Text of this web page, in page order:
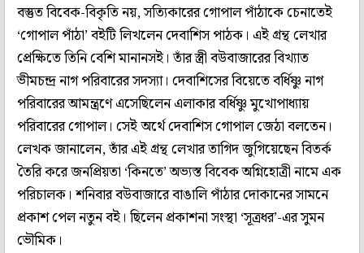
বস্তুত বিবেক-বিকৃতি নয়, সত্যিকারের গোপাল পাঁঠাকে চেনাতেই
‘গোপাল পাঁঠা’ বইটি লিখলেন দেবাশিস পাঠক। এই গ্রন্থ লেখার
প্রেক্ষিতে তিনি বেশি মানানসই। তাঁর স্ত্রী বউবাজারের বিখ‌্যাত
ভীমচন্দ্র নাগ পরিবারের সদস‌্যা। দেবাশিসের বিয়েতে বর্ধিষ্ণু নাগ
পরিবারের আমন্ত্রণে এসেছিলেন এলাকার বর্ধিষ্ণু মুখোপাধ‌্যায়
পরিবারের গোপাল। সেই অর্থে দেবাশিস গোপাল জে‌ঠা বলতেন।
লেখক জানালেন, তাঁর এই গ্রন্থ লেখার তাগিদ জুগিয়েছেন বিতর্ক
তৈরি করে জনপ্রিয়তা ‘কিনতে’ অভ‌্যস্ত বিবেক অগ্নিহোত্রী নামে এক
পরিচালক। শনিবার বউবাজারে বাঙালি পাঁঠার দোকানের সামনে
প্রকাশ পেল নতুন বই। ছিলেন প্রকাশনা সংস্থা ‘সূত্রধর’-এর সুমন
ভৌমিক।